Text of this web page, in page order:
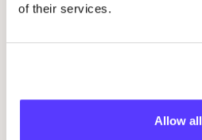
of their services.
Allow all